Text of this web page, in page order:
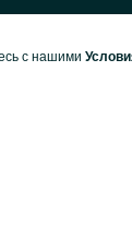
с нашими